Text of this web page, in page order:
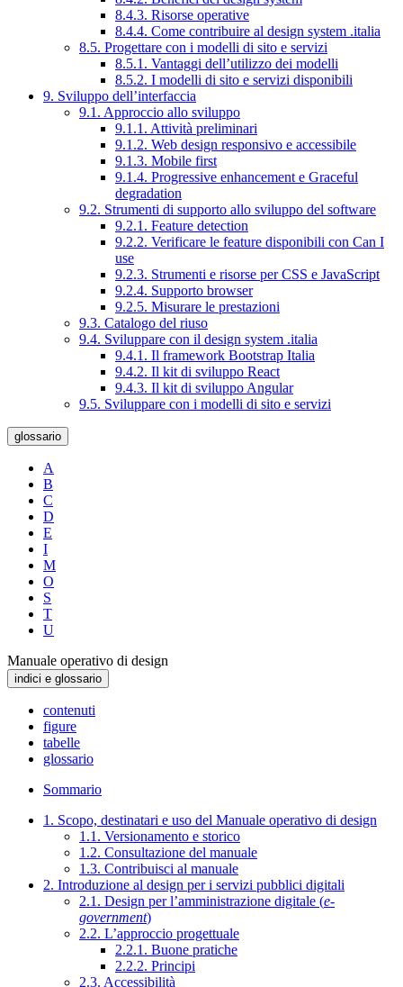
8.4.3. Risorse operative
8.4.4. Come contribuire al design system .italia
8.5. Progettare con i modelli di sito e servizi
8.5.1. Vantaggi dell’utilizzo dei modelli
8.5.2. I modelli di sito e servizi disponibili
9. Sviluppo dell’interfaccia
9.1. Approccio allo sviluppo
9.1.1. Attività preliminari
9.1.2. Web design responsivo e accessibile
9.1.3. Mobile first
9.1.4. Progressive enhancement e Graceful
degradation
9.2. Strumenti di supporto allo sviluppo del software
9.2.1. Feature detection
9.2.2. Verificare le feature disponibili con Can I
use
9.2.3. Strumenti e risorse per CSS e JavaScript
9.2.4. Supporto browser
9.2.5. Misurare le prestazioni
9.3. Catalogo del riuso
9.4. Sviluppare con il design system .italia
9.4.1. Il framework Bootstrap Italia
9.4.2. Il kit di sviluppo React
9.4.3. Il kit di sviluppo Angular
9.5. Sviluppare con i modelli di sito e servizi
glossario
A
B
C
D
E
I
M
O
S
T
U
Manuale operativo di design
indici e glossario
contenuti
figure
tabelle
glossario
Sommario
1. Scopo, destinatari e uso del Manuale operativo di design
1.1. Versionamento e storico
1.2. Consultazione del manuale
1.3. Contribuisci al manuale
2. Introduzione al design per i servizi pubblici digitali
2.1. Design per l’amministrazione digitale (e-
government)
2.2. L’approccio progettuale
2.2.1. Buone pratiche
2.2.2. Principi
2.3. Accessibilità